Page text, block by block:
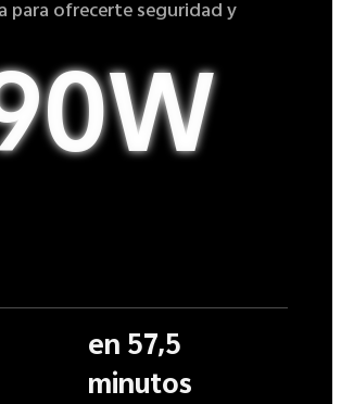
para ofrecerte seguridad y
en 57,5
minutos